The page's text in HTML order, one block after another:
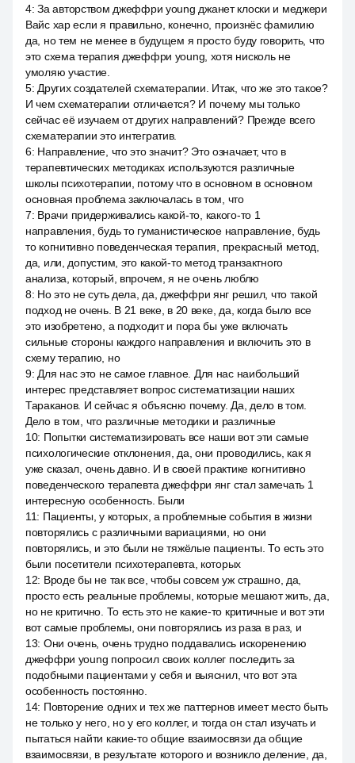
4:За авторством джеффри young джанет клоски и меджери
Вайс хар если я правильно, конечно, произнёс фамилию
да, но тем не менее в будущем я просто буду говорить, что
это схема терапия джеффри young, хотя нисколь не
умоляю участие.
5: Других создателей схематерапии. Итак, что же это такое?
И чем схематерапии отличается? И почему мы только
сейчас её изучаем от других направлений? Прежде всего
схематерапии это интегратив.
6: Направление, что это значит? Это означает, что в
терапевтических методиках используются различные
школы психотерапии, потому что в основном в основном
основная проблема заключалась в том, что
7: Врачи придерживались какой-то, какого-то 1
направления, будь то гуманистическое направление, будь
то когнитивно поведенческая терапия, прекрасный метод,
да, или, допустим, это какой-то метод транзактного
анализа, который, впрочем, я не очень люблю
8: Но это не суть дела, да, джеффри янг решил, что такой
подход не очень. В 21 веке, в 20 веке, да, когда было все
это изобретено, а подходит и пора бы уже включать
сильные стороны каждого направления и включить это в
схему терапию, но
9: Для нас это не самое главное. Для нас наибольший
интерес представляет вопрос систематизации наших
Тараканов. И сейчас я объясню почему. Да, дело в том.
Дело в том, что различные методики и различные
10: Попытки систематизировать все наши вот эти самые
психологические отклонения, да, они проводились, как я
уже сказал, очень давно. И в своей практике когнитивно
поведенческого терапевта джеффри янг стал замечать 1
интересную особенность. Были
11: Пациенты, у которых, а проблемные события в жизни
повторялись с различными вариациями, но они
повторялись, и это были не тяжёлые пациенты. То есть это
были посетители психотерапевта, которых
12: Вроде бы не так все, чтобы совсем уж страшно, да,
просто есть реальные проблемы, которые мешают жить, да,
но не критично. То есть это не какие-то критичные и вот эти
вот самые проблемы, они повторялись из раза в раз, и
13: Они очень, очень трудно поддавались искоренению
джеффри young попросил своих коллег последить за
подобными пациентами у себя и выяснил, что вот эта
особенность постоянно.
14: Повторение одних и тех же паттернов имеет место быть
не только у него, но у его коллег, и тогда он стал изучать и
пытаться найти какие-то общие взаимосвязи да общие
взаимосвязи, в результате которого и возникло деление, да,